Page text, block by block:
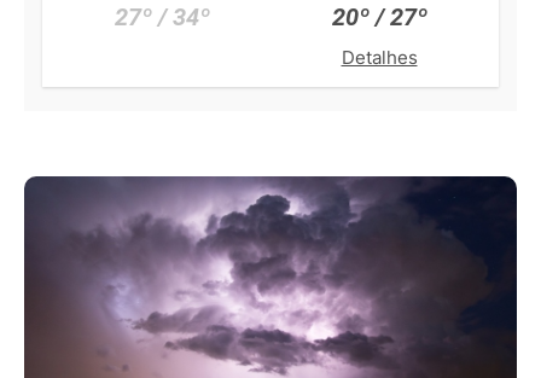
27º / 34º 20º / 27º
Detalhes